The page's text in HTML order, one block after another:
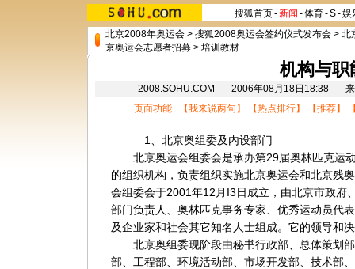
搜狐首页-新闻 -体育-S-娱
北京2008年奥运会 > 搜狐2008奥运会签约仪式发布会 > 北
京奥运会志愿者招募 > 培训教材
机构与职
2008.SOHU.COM 2006年08月18日18:38 来
页面功能 【我来说两句 】 【热点排行】 【推荐】
1、北京奥组委及内设部门
北京奥运会组委会是承办第29届奥林匹克运
的组织机构，负责组织实施北京奥运会和北京残
会组委会于2001年12月I3日成立，由北京市政府
部门负责人、奥林匹克事务专家、优秀运动员代
及企业家和社会其它知名人士组成。它的领导和
北京奥组委现阶段由秘书行政部、总体策划部
部、工程部、环境活动部、市场开发部、技术部